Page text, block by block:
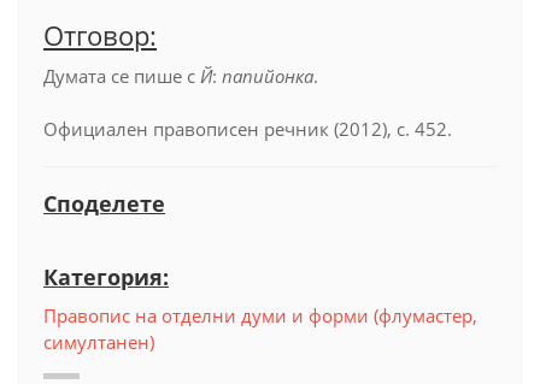
Отговор:
Думата се пише с Й: папийонка.
Официален правописен речник (2012), с. 452.
Споделете
Категория:
Правопис на отделни думи и форми (флумастер,
симултанен)